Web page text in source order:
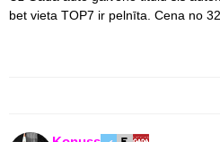
bet vieta TOP7 ir pelnīta. Cena no